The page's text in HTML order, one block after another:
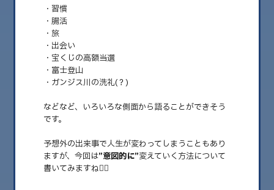
2026.01.10
〇〇が人生を変える❤️‍🔥
えしているLunaです☺︎ ……
・習慣
・腸活
・旅
・出会い
・宝くじの高額当選
・富士登山
・ガンジス川の洗礼(？)
などなど、いろいろな側面から語ることができそう
です。
予想外の出来事で人生が変わってしまうこともあり
ますが、今回は”意図的に”変えていく方法について
書いてみますね🙋‍♀️